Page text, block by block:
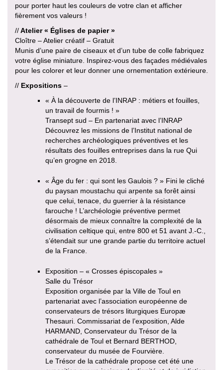
pour porter haut les couleurs de votre clan et afficher
fièrement vos valeurs !
//Atelier « Églises de papier »
Cloître – Atelier créatif – Gratuit
Munis d’une paire de ciseaux et d’un tube de colle fabriquez
votre église miniature. Inspirez-vous des façades médiévales
pour les colorer et leur donner une ornementation extérieure.
// Expositions –
« À la découverte de l’INRAP : métiers et fouilles,
un travail de fourmis ! »
Transept sud – En partenariat avec l’INRAP
Découvrez les missions de l’Institut national de
recherches archéologiques préventives et les
résultats des fouilles entreprises dans la rue Qui
qu’en grogne en 2018.
« Âge du fer : qui sont les Gaulois ? » Fini le cliché
du paysan moustachu qui arpente sa forêt ainsi
que celui, tenace, du guerrier à la résistance
farouche ! L’archéologie préventive permet
désormais de mieux connaître la complexité de la
civilisation celtique qui, entre 800 et 51 avant J.-C.,
s’étendait sur une grande partie du territoire actuel
de la France.
Exposition – « Crosses épiscopales »
Salle du Trésor
Exposition organisée par la Ville de Toul en
partenariat avec l’association européenne de
conservateurs de trésors liturgiques Europæ
Thesauri. Commissariat de l’exposition, Alde
HARMAND, Conservateur du Trésor de la
cathédrale de Toul et Bernard BERTHOD,
conservateur du musée de Fourvière.
Le Trésor de la cathédrale propose cet été une